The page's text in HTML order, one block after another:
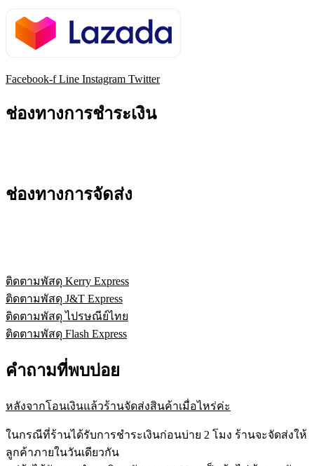
Facebook-f Line Instagram Twitter
ช่องทางการชำระเงิน
ช่องทางการจัดส่ง
ติดตามพัสดุ Kerry Express
ติดตามพัสดุ J&T Express
ติดตามพัสดุ ไปรษณีย์ไทย
ติดตามพัสดุ Flash Express
คำถามที่พบบ่อย
หลังจากโอนเงินแล้วร้านจัดส่งสินค้าเมื่อไหร่ค่ะ
ในกรณีที่ร้านได้รับการชำระเงินก่อนบ่าย 2 โมง ร้านจะจัดส่งให้
ลูกค้าภายในวันเดียวกัน